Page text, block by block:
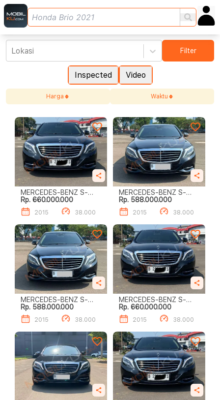
Inspected Video
Lokasi Filter
Harga Waktu
MERCEDES-BENZ S-
CLASS S400 L
Rp. 660.000.000
2015 38.000
MERCEDES-BENZ S-
CLASS S400 L
Rp. 588.000.000
2015 38.000
MERCEDES-BENZ S-
CLASS S400 L
Rp. 588.000.000
2015 38.000
MERCEDES-BENZ S-
CLASS S400 L
Rp. 660.000.000
2015 38.000